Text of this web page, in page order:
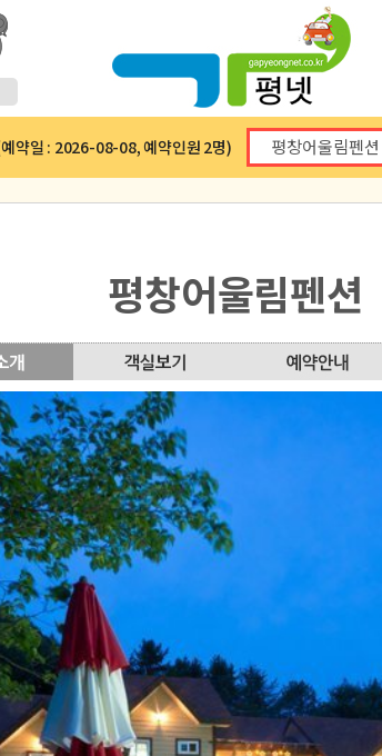
약일 : 2026-08-08, 예약인원 2명)
평창어울림펜션